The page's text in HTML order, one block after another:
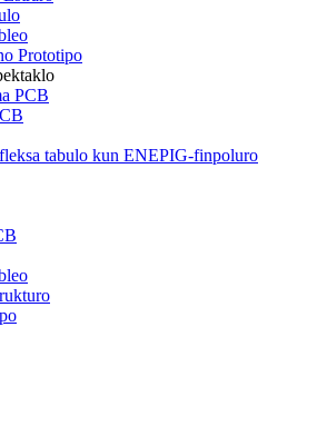
Prototipo
PCB
tabulo kun ENEPIG-finpoluro